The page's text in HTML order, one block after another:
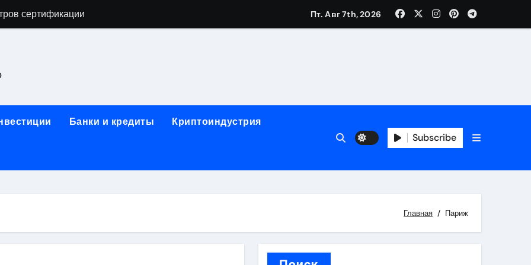
сертификации
и электрооборудование для ногтевого сервиса, наращивания ресниц и депиляции
базальтового теплоизоляционного шнура разных диаметров
для освоения актуальных профессий онлайн
Пт. Авг 7th, 2026
Банки и кредиты Криптоиндустрия
Subscribe
Главная Париж